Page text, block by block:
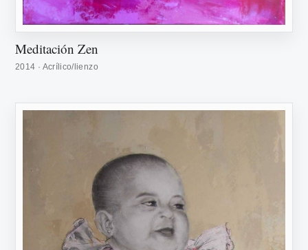
Meditación Zen
2014 · Acrílico/lienzo